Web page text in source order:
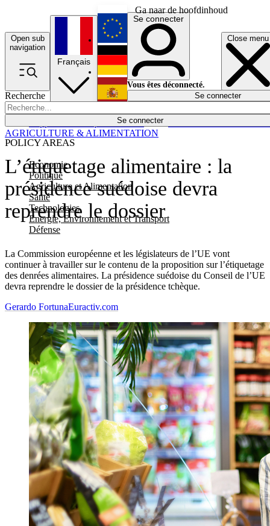
Ga naar de hoofdinhoud
Open sub
navigation
Close menu
Recherche
Se connecter
POLICY AREAS
Economie
Politique
Agriculture et Alimentation
Santé
Technologies
Energie, Environnement et Transport
Défense
Économie
Français
English
Deutsch
Español
Se connecter
Vous êtes déconnecté.
Se connecter
L’étiquetage alimentaire : la
présidence suédoise devra
reprendre le dossier
La Commission européenne et les législateurs de l’UE vont
continuer à travailler sur le contenu de la proposition sur l’étiquetage
des denrées alimentaires. La présidence suédoise du Conseil de l’UE
devra reprendre le dossier de la présidence tchèque.
AGRICULTURE & ALIMENTATION
Gerardo FortunaEuractiv.com